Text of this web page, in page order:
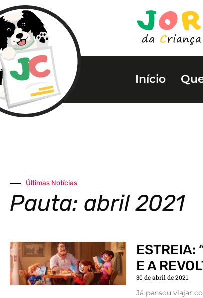
Início
Últimas Notícias
Pauta: abril 2021
ESTREIA:
E A
30 de abril de 2021
Já pensou viajar